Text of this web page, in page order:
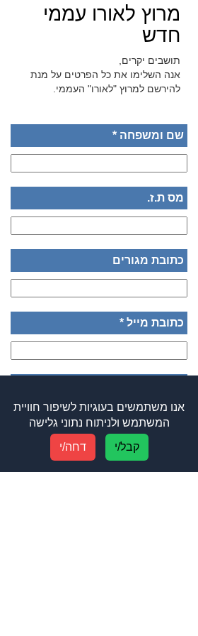
אנו משתמשים בעוגיות לשיפור חוויית
המשתמש ולניתוח נתוני גלישה
קבל/י
דחה/י
מרוץ לאורו עממי
חדש
תושבים יקרים,
אנה השלימו את כל הפרטים על מנת
להירשם למרוץ "לאורו" העממי.
שם ומשפחה *
מס ת.ז.
כתובת מגורים
כתובת מייל *
זכר